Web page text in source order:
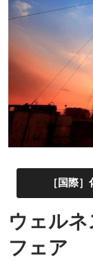
［国際
ウェル
フェア